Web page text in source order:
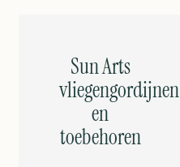
Sun Arts
vliegengordijnen
en
toebehoren